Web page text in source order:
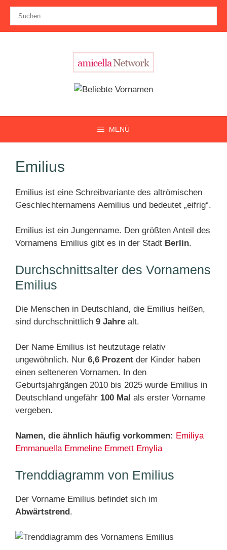
Zum
Inhalt
springen
nach:
MENÜ
Emilius
Emilius ist eine Schreibvariante des altrömischen
Geschlechternamens Aemilius und bedeutet „eifrig“.
Emilius ist ein Jungenname. Den größten Anteil des
Vornamens Emilius gibt es in der Stadt Berlin.
Durchschnittsalter des Vornamens
Emilius
Die Menschen in Deutschland, die Emilius heißen,
sind durchschnittlich 9 Jahre alt.
Der Name Emilius ist heutzutage relativ
ungewöhnlich. Nur 6,6 Prozent der Kinder haben
einen selteneren Vornamen. In den
Geburtsjahrgängen 2010 bis 2025 wurde Emilius in
Deutschland ungefähr 100 Mal als erster Vorname
vergeben.
Namen, die ähnlich häufig vorkommen: Emiliya
Emmanuella Emmeline Emmett Emylia
Trenddiagramm von Emilius
Der Vorname Emilius befindet sich im
Abwärtstrend.